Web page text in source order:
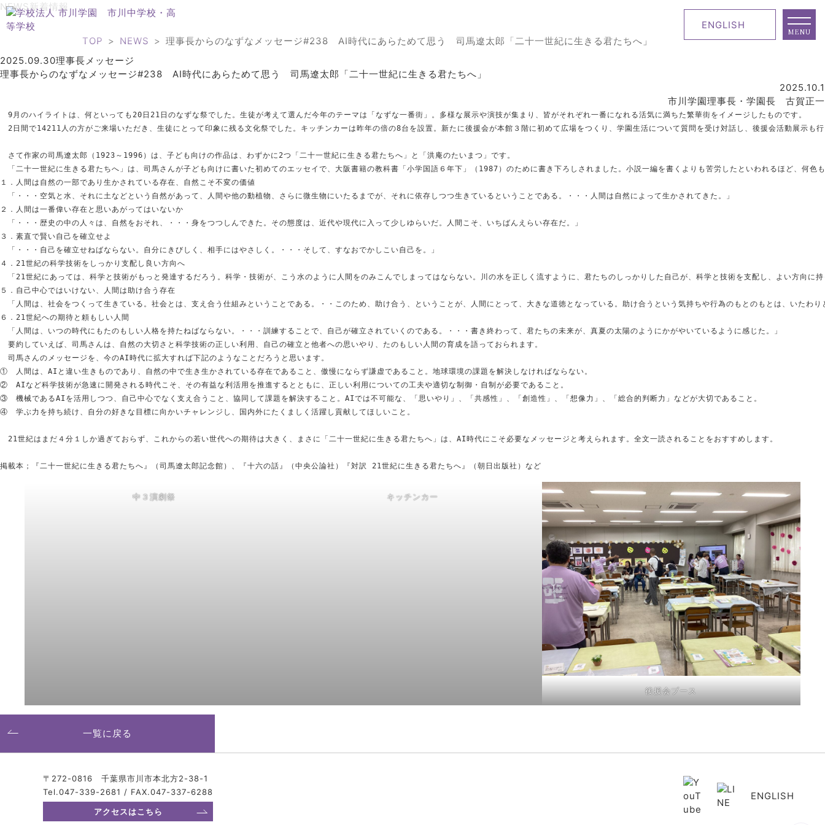
ENGLISH
MENU
NEWS新着情報
TOP NEWS
理事長からのなずなメッセージ#238 AI時代にあらためて思う 司馬遼太郎「二十一世紀に生きる君たちへ」
2025.09.30理事長メッセージ
理事長からのなずなメッセージ#238 AI時代にあらためて思う 司馬遼太郎「二十一世紀に生きる君たちへ」
2025.10.1
市川学園理事長・学園長 古賀正一
9月のハイライトは、何といっても20日21日のなずな祭でした。生徒が考えて選んだ今年のテーマは「なずな一番街」。多様な展示や演技が集まり、皆がそれぞれ一番になれる活気に満ちた繁華街をイメージしたものです。
2日間で14211人の方がご来場いただき、生徒にとって印象に残る文化祭でした。キッチンカーは昨年の倍の8台を設置。新たに後援会が本館３階に初めて広場をつくり、学園生活について質問を受け対話し、後援会活動展示も
さて作家の司馬遼太郎（1923～1996）は、子ども向けの作品は、わずかに2つ「二十一世紀に生きる君たちへ」と「洪庵のたいまつ」です。
「二十一世紀に生きる君たちへ」は、司馬さんが子ども向けに書いた初めてのエッセイで、大阪書籍の教科書「小学国語６年下」（1987）のために書き下ろしされました。小説一編を書くよりも苦労したといわれるほど、
１．人間は自然の一部であり生かされている存在、自然こそ不変の価値
「・・・空気と水、それに土などという自然があって、人間や他の動植物、さらに微生物にいたるまでが、それに依存しつつ生きているということである。・・・人間は自然によって生かされてきた。」
２．人間は一番偉い存在と思いあがってはいないか
「・・・歴史の中の人々は、自然をおそれ、・・・身をつつしんできた。その態度は、近代や現代に入って少しゆらいだ。人間こそ、いちばんえらい存在だ。」
３．素直で賢い自己を確立せよ
「・・・自己を確立せねばならない。自分にきびしく、相手にはやさしく。・・・そして、すなおでかしこい自己を。」
４．21世紀の科学技術をしっかり支配し良い方向へ
「21世紀にあっては、科学と技術がもっと発達するだろう。科学・技術が、こう水のように人間をのみこんでしまってはならない。川の水を正しく流すように、君たちのしっかりした自己が、科学と技術を支配し、よい方向に
５．自己中心ではいけない、人間は助け合う存在
「人間は、社会をつくって生きている。社会とは、支え合う仕組みということである。・・このため、助け合う、ということが、人間にとって、大きな道徳となっている。助け合うという気持ちや行為のもとのもとは、いたわ
６．21世紀への期待と頼もしい人間
「人間は、いつの時代にもたのもしい人格を持たねばならない。・・・訓練することで、自己が確立されていくのである。・・・書き終わって、君たちの未来が、真夏の太陽のようにかがやいているように感じた。」
要約していえば、司馬さんは、自然の大切さと科学技術の正しい利用、自己の確立と他者への思いやり、たのもしい人間の育成を語っておられます。
司馬さんのメッセージを、今のAI時代に拡大すれば下記のようなことだろうと思います。
①　人間は、AIと違い生きものであり、自然の中で生き生かされている存在であること、傲慢にならず謙虚であること。地球環境の課題を解決しなければならない。
②　AIなど科学技術が急速に開発される時代こそ、その有益な利活用を推進するとともに、正しい利用についての工夫や適切な制御・自制が必要であること。
③　機械であるAIを活用しつつ、自己中心でなく支え合うこと、協同して課題を解決すること。AIでは不可能な、「思いやり」、「共感性」、「創造性」、「想像力」、「総合的判断力」などが大切であること。
④　学ぶ力を持ち続け、自分の好きな目標に向かいチャレンジし、国内外にたくましく活躍し貢献してほしいこと。
21世紀はまだ４分１しか過ぎておらず、これからの若い世代への期待は大きく、まさに「二十一世紀に生きる君たちへ」は、AI時代にこそ必要なメッセージと考えられます。全文一読されることをおすすめします。
掲載本；『二十一世紀に生きる君たちへ』（司馬遼太郎記念館）、『十六の話』（中央公論社）『対訳 21世紀に生きる君たちへ』（朝日出版社）など
中３演劇祭 キッチンカー
後援会ブース
一覧に戻る
〒272-0816 千葉県市川市本北方2-38-1
Tel.047-339-2681 / FAX.047-337-6288
アクセスはこちら
ENGLISH